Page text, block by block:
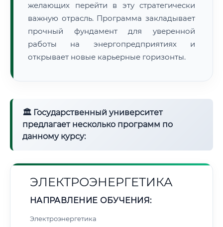
желающих перейти в эту стратегически
важную отрасль. Программа закладывает
прочный фундамент для уверенной
работы на энергопредприятиях и
открывает новые карьерные горизонты.
🏛 Государственный университет
предлагает несколько программ по
данному курсу:
ЭЛЕКТРОЭНЕРГЕТИКА
НАПРАВЛЕНИЕ ОБУЧЕНИЯ:
Электроэнергетика